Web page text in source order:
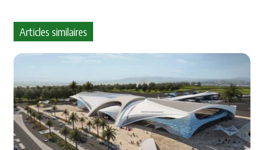
Articles similaires